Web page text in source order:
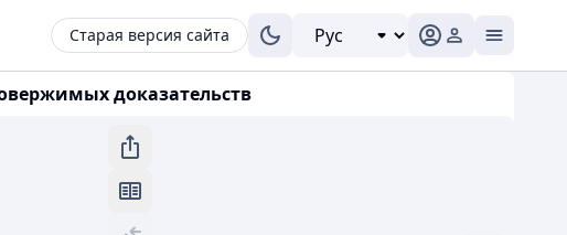
Старая версия сайта
доказательств